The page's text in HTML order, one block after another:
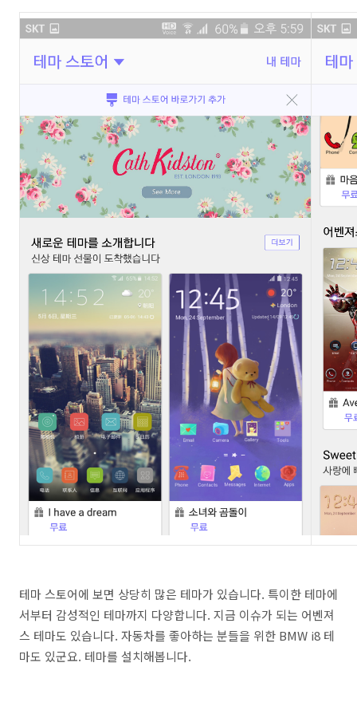
테마 스토어에 보면 상당히 많은 테마가 있습니다. 특이한 테마에
서부터 감성적인 테마까지 다양합니다. 지금 이슈가 되는 어벤져
스 테마도 있습니다. 자동차를 좋아하는 분들을 위한 BMW i8 테
마도 있군요. 테마를 설치해봅니다.